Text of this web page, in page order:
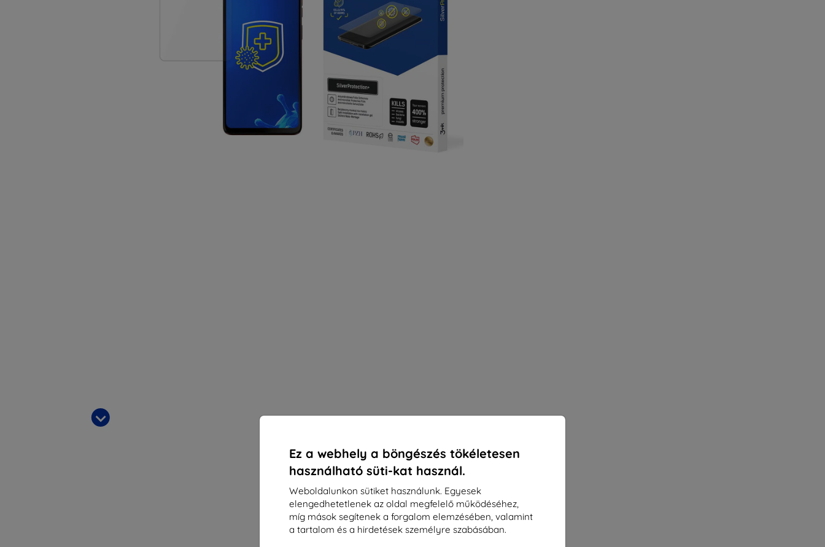
Ez a webhely a böngészés tökéletesen
használható süti-kat használ.
Weboldalunkon sütiket használunk. Egyesek
elengedhetetlenek az oldal megfelelő működéséhez,
míg mások segítenek a forgalom elemzésében, valamint
a tartalom és a hirdetések személyre szabásában.